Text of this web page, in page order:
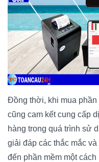
Đồng thời, khi mua phần
cũng cam kết cung cấp
hàng trong quá trình sử
giải đáp các thắc mắc
đến phần mềm một